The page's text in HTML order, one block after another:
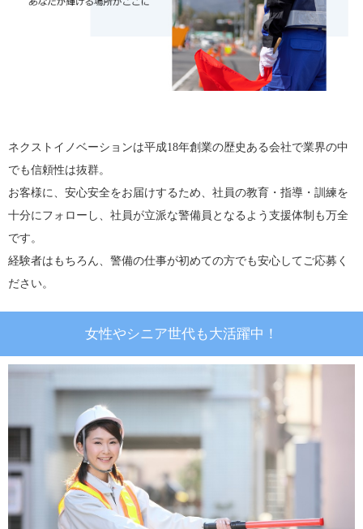
ネクストイノベーションは平成18年創業の歴史ある会社で業界の中
でも信頼性は抜群。
お客様に、安心安全をお届けするため、社員の教育・指導・訓練を
十分にフォローし、社員が立派な警備員となるよう支援体制も万全
です。
経験者はもちろん、警備の仕事が初めての方でも安心してご応募く
ださい。
女性やシニア世代も大活躍中！